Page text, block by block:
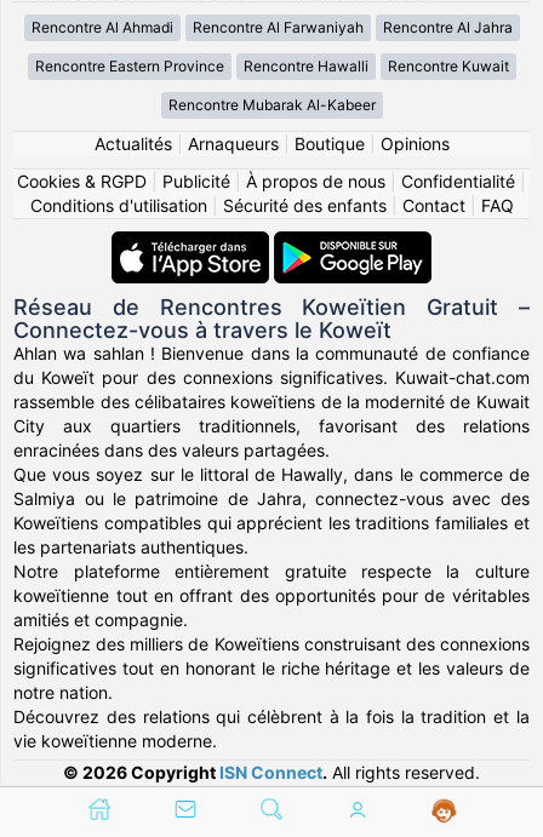
Rencontre Al Ahmadi Rencontre Al Farwaniyah Rencontre Al Jahra
Rencontre Eastern Province Rencontre Hawalli Rencontre Kuwait
Rencontre Mubarak Al-Kabeer
Actualités| Arnaqueurs| Boutique| Opinions
Cookies & RGPD
Publicité À propos de nous Confidentialité
Conditions d'utilisation| Sécurité des enfants| Contact| FAQ
Réseau de Rencontres Koweïtien Gratuit –
Connectez-vous à travers le Koweït
Ahlan wa sahlan ! Bienvenue dans la communauté de confiance
du Koweït pour des connexions significatives. Kuwait-chat.com
rassemble des célibataires koweïtiens de la modernité de Kuwait
City aux quartiers traditionnels, favorisant des relations
enracinées dans des valeurs partagées.
Que vous soyez sur le littoral de Hawally, dans le commerce de
Salmiya ou le patrimoine de Jahra, connectez-vous avec des
Koweïtiens compatibles qui apprécient les traditions familiales et
les partenariats authentiques.
Notre plateforme entièrement gratuite respecte la culture
koweïtienne tout en offrant des opportunités pour de véritables
amitiés et compagnie.
Rejoignez des milliers de Koweïtiens construisant des connexions
significatives tout en honorant le riche héritage et les valeurs de
notre nation.
Découvrez des relations qui célèbrent à la fois la tradition et la
vie koweïtienne moderne.
© 2026 Copyright ISN Connect. All rights reserved.